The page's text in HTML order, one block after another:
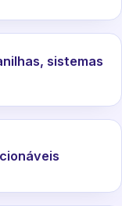
sistemas